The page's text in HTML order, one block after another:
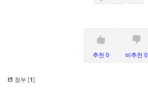
추천 0 비추천 0
첨부 [1]